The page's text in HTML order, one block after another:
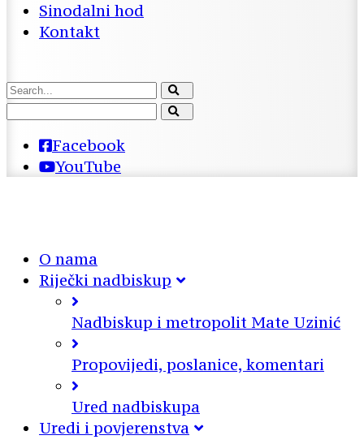
Sinodalni hod
Kontakt
Facebook
YouTube
O nama
Riječki nadbiskup
Nadbiskup i metropolit Mate Uzinić
Propovijedi, poslanice, komentari
Ured nadbiskupa
Uredi i povjerenstva